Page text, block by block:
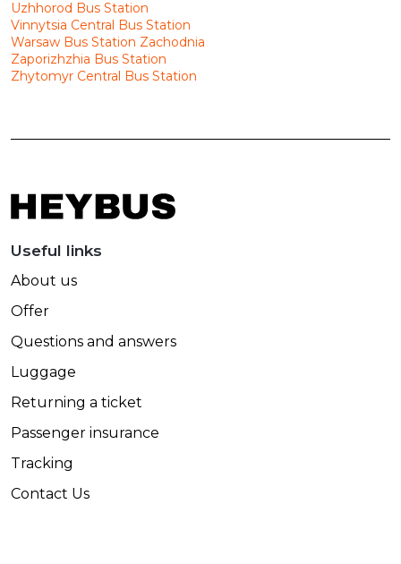
Uzhhorod Bus Station
Vinnytsia Central Bus Station
Warsaw Bus Station Zachodnia
Zaporizhzhia Bus Station
Zhytomyr Central Bus Station
Useful links
About us
Offer
Questions and answers
Luggage
Returning a ticket
Passenger insurance
Tracking
Contact Us